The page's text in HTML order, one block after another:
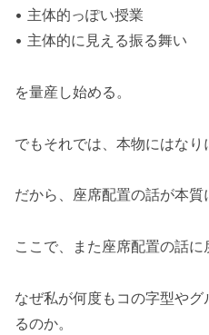
• 主体的っぽい授業
• 主体的に見える振る舞い
を量産し始める。
でもそれでは、本物にはなり
だから、座席配置の話が本質
ここで、また座席配置の話に
なぜ私が何度もコの字型や
るのか。